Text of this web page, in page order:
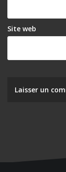
i
c
l
Site web